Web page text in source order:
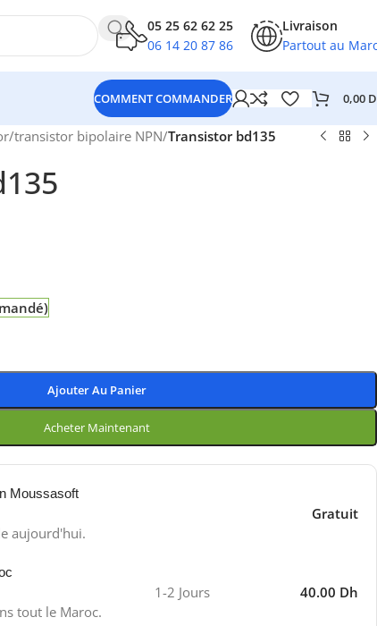
05 25 62 62 25
06 14 20 87 86
Livraison
Partout au
COMMENT COMMANDER 0,00
/transistor bipolaire NPN/Transistor bd135
Ajouter Au Panier
Acheter Maintenant
Moussasoft
aujourd'hui.
Gratuit
tout le Maroc.
1-2 Jours 40.00 Dh